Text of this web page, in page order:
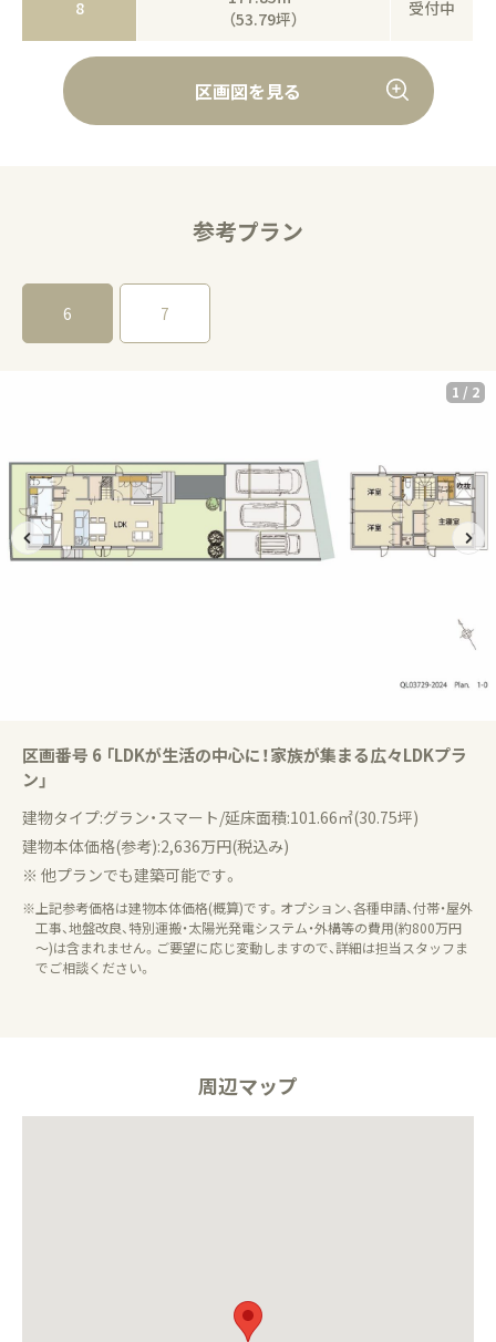
8
（53.79坪）
受付中
区画図を見る
参考プラン
6 7
区画番号 6 「LDKが生活の中心に！家族が集まる広々LDKプラ
ン」
建物タイプ:グラン・スマート/延床面積:101.66㎡(30.75坪)
建物本体価格(参考):2,636万円(税込み)
※ 他プランでも建築可能です。
※上記参考価格は建物本体価格(概算)です。オプション、各種申請、付帯・屋外
工事、地盤改良、特別運搬・太陽光発電システム・外構等の費用(約800万円
～)は含まれません。ご要望に応じ変動しますので、詳細は担当スタッフま
でご相談ください。
1 / 2
周辺マップ